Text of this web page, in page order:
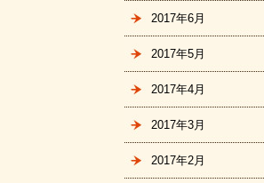
2017年6月
2017年5月
2017年4月
2017年3月
2017年2月